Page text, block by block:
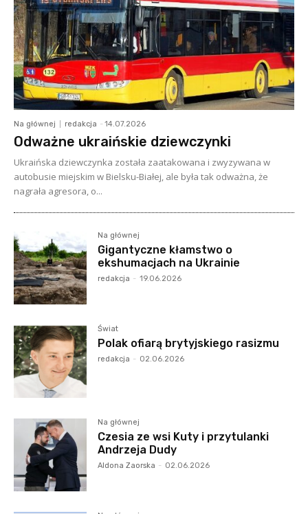
Na głównej redakcja - 14.07.2026
Odważne ukraińskie dziewczynki
Ukraińska dziewczynka została zaatakowana i zwyzywana w
autobusie miejskim w Bielsku-Białej, ale była tak odważna, że
nagrała agresora, o...
Na głównej
Gigantyczne kłamstwo o
ekshumacjach na Ukrainie
redakcja - 19.06.2026
Świat
Polak ofiarą brytyjskiego rasizmu
redakcja - 02.06.2026
Na głównej
Czesia ze wsi Kuty i przytulanki
Andrzeja Dudy
Aldona Zaorska - 02.06.2026